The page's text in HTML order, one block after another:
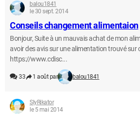
balou1841
le 30 sept. 2014
Conseils changement alimentaion
Bonjour, Suite à un mauvais achat de mon
avoir des avis sur une alimentation trouvé sur
https://www.cdisc...
33 1 août par balou1841
SlyRikator
le 5 mai 2014